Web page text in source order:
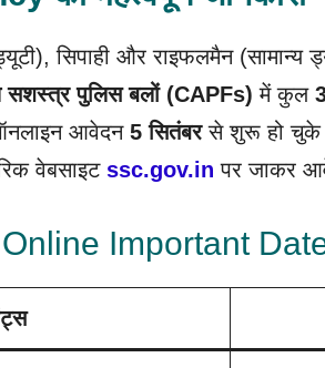
सिपाही और राइफलमैन (सामान्य
सशस्त्र पुलिस बलों (CAPFs) में कुल
आवेदन 5 सितंबरसे शुरू हो चुके
वेबसाइट ssc.gov.in पर जाकर
Important Dates